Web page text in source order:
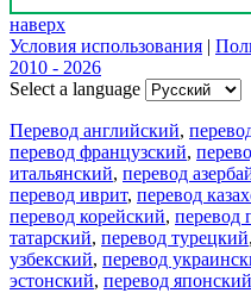
наверх
Условия использования |
2010 - 2026
Select a language
Перевод английский,
перевод французский,
итальянский, перевод
перевод иврит, перевод
перевод корейский, перевод
татарский, перевод турецкий,
узбекский, перевод
эстонский, перевод японский